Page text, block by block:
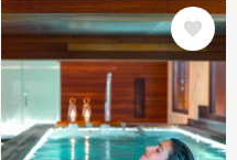
IMAGE